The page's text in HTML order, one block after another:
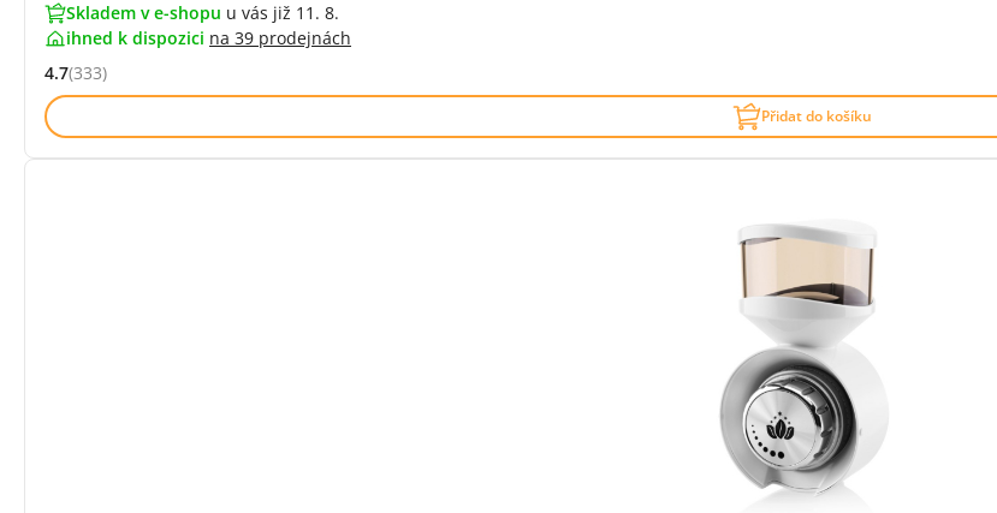
Skladem v e-shopu u vás již 11. 8.
ihned k dispozici na 39 prodejnách
Hodnocení: 4.7 z 5 (333 recenzí)
4.7(333)
Přidat do košíku